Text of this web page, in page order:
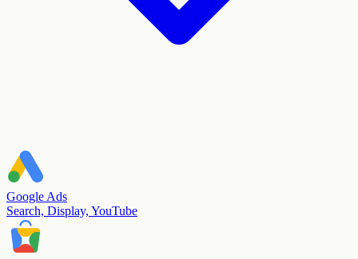
Google Ads
Search, Display, YouTube